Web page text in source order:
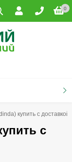
0
купить с доставкой
с